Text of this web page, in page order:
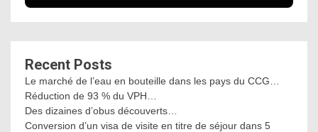
Recent Posts
Le marché de l’eau en bouteille dans les pays du CCG…
Réduction de 93 % du VPH…
Des dizaines d’obus découverts…
Conversion d’un visa de visite en titre de séjour dans 5